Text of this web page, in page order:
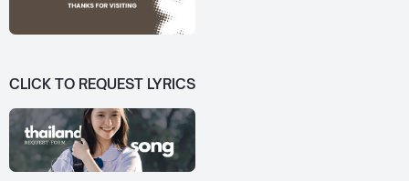
CLICK TO REQUEST LYRICS